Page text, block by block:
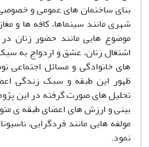
بنای ساختمان­ های عمومی و
شهری مانند سینما­ها، کافه­ ها و
موضوع هایی مانند حضور زنان
اشتغال زنان، عشق و ازدواج به
های خانوادگی و مسائل اجتماعی
ظهور این طبقه و سبک زندگی
تحلیل­ های صورت گرفته در این
بینی و ارزش ­های اعضای طبقه­ ی
مولفه­ هایی مانند فردگرایی،
نمود.